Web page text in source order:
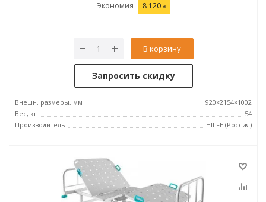
Экономия 8 120
В корзину
Запросить скидку
Внешн. размеры, мм
920×2154×1002
Вес, кг
54
Производитель
HILFE (Россия)